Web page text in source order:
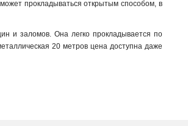
прокладываться открытым способом, в
и заломов. Она легко прокладывается по
20 метров цена доступна даже